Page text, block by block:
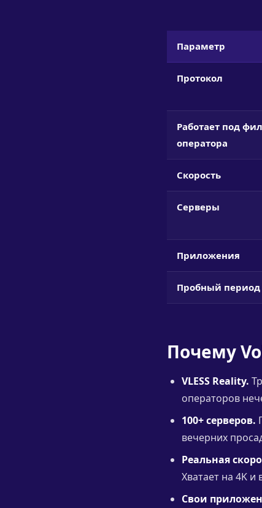
Параметр
Протокол
Работает под
оператора
Скорость
Серверы
Приложения
Пробный период
Почему
VLESS Reality.
операторов
100+ серверов.
вечерних
Реальная
Хватает на 4K и
Свои